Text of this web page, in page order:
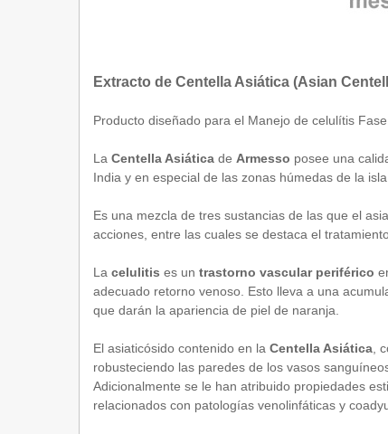
Extracto de Centella Asiática (Asian
Producto diseñado para el Manejo de celulítis
La Centella Asiática de Armesso posee una
India y en especial de las zonas húmedas de la
Es una mezcla de tres sustancias de las que el
acciones, entre las cuales se destaca el
La celulitis es un trastorno vascular periférico
adecuado retorno venoso. Esto lleva a una
que darán la apariencia de piel de naranja.
El asiaticósido contenido en la Centella Asiática ,
robusteciendo las paredes de los vasos
Adicionalmente se le han atribuido propiedades
relacionados con patologías venolinfáticas y